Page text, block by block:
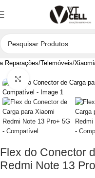
Reparações Telemóveis Xiaomi
Clique para aumentar
Flex do Conector
Redmi Note 13